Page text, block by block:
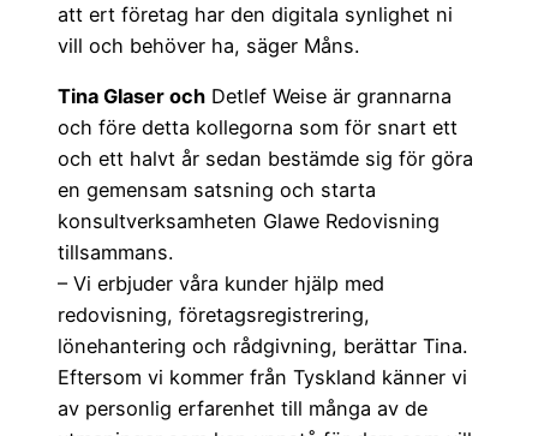
att ert företag har den digitala synlighet ni
vill och behöver ha, säger Måns.
Tina Glaser och Detlef Weise är grannarna
och före detta kollegorna som för snart ett
och ett halvt år sedan bestämde sig för göra
en gemensam satsning och starta
konsultverksamheten Glawe Redovisning
tillsammans.
– Vi erbjuder våra kunder hjälp med
redovisning, företagsregistrering,
lönehantering och rådgivning, berättar Tina.
Eftersom vi kommer från Tyskland känner vi
av personlig erfarenhet till många av de